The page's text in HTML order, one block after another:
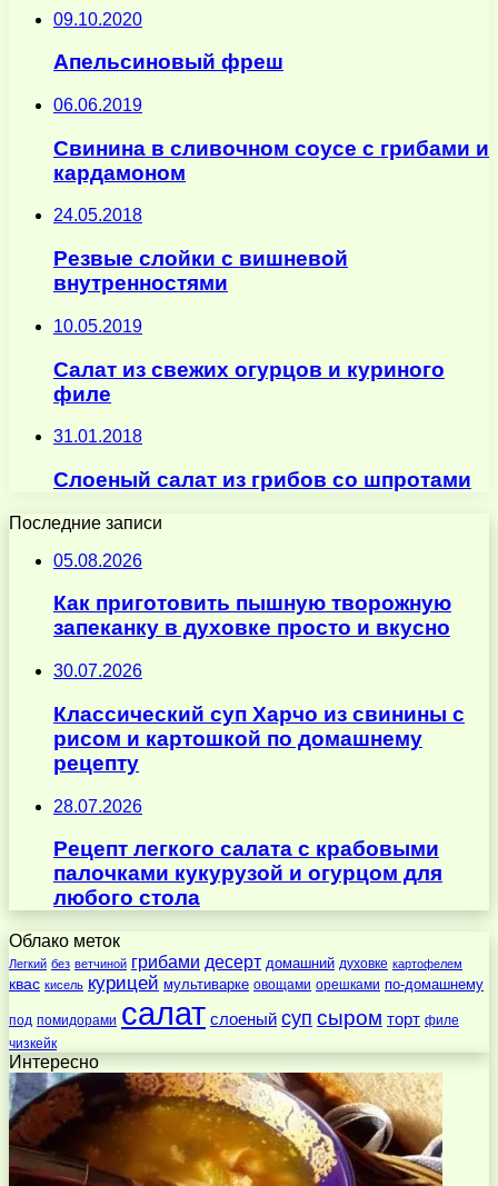
09.10.2020
Апельсиновый фреш
06.06.2019
Свинина в сливочном соусе с грибами и
кардамоном
24.05.2018
Резвые слойки с вишневой
внутренностями
10.05.2019
Салат из свежих огурцов и куриного
филе
31.01.2018
Слоеный салат из грибов со шпротами
Последние записи
05.08.2026
Как приготовить пышную творожную
запеканку в духовке просто и вкусно
30.07.2026
Классический суп Харчо из свинины с
рисом и картошкой по домашнему
рецепту
28.07.2026
Рецепт легкого салата с крабовыми
палочками кукурузой и огурцом для
любого стола
Облако меток
Легкий без ветчиной грибами десерт домашний духовке картофелем
квас кисель курицей мультиварке овощами орешками по-домашнему
под помидорами салат слоеный суп сыром торт филе
чизкейк
Интересно